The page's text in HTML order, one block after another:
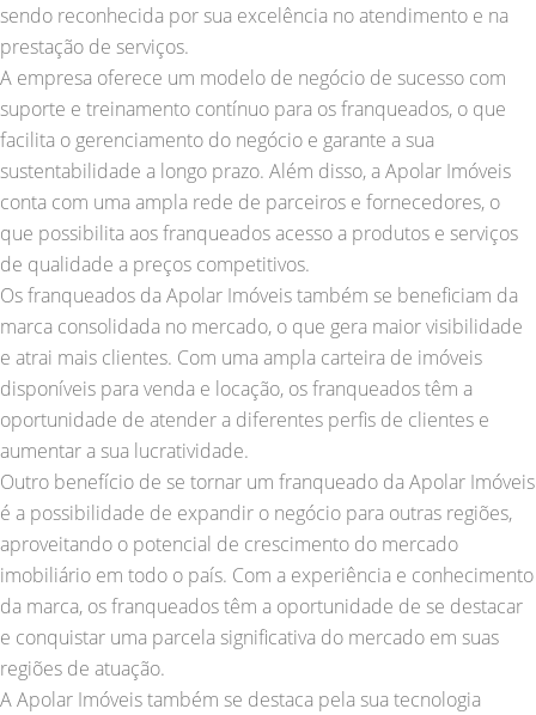
sendo reconhecida por sua excelência no atendimento e na
prestação de serviços.
A empresa oferece um modelo de negócio de sucesso com
suporte e treinamento contínuo para os franqueados, o que
facilita o gerenciamento do negócio e garante a sua
sustentabilidade a longo prazo. Além disso, a Apolar Imóveis
conta com uma ampla rede de parceiros e fornecedores, o
que possibilita aos franqueados acesso a produtos e serviços
de qualidade a preços competitivos.
Os franqueados da Apolar Imóveis também se beneficiam da
marca consolidada no mercado, o que gera maior visibilidade
e atrai mais clientes. Com uma ampla carteira de imóveis
disponíveis para venda e locação, os franqueados têm a
oportunidade de atender a diferentes perfis de clientes e
aumentar a sua lucratividade.
Outro benefício de se tornar um franqueado da Apolar Imóveis
é a possibilidade de expandir o negócio para outras regiões,
aproveitando o potencial de crescimento do mercado
imobiliário em todo o país. Com a experiência e conhecimento
da marca, os franqueados têm a oportunidade de se destacar
e conquistar uma parcela significativa do mercado em suas
regiões de atuação.
A Apolar Imóveis também se destaca pela sua tecnologia